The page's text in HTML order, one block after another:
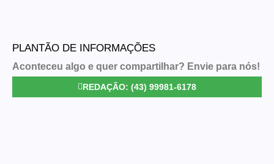
PLANTÃO DE INFORMAÇÕES
Aconteceu algo e quer compartilhar? Envie para nós!
REDAÇÃO: (43) 99981-6178